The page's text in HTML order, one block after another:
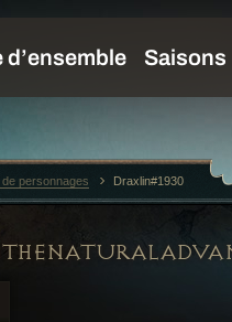
personnages Draxlin#1930